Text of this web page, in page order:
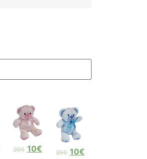
20€ 10€ 20€ 10€